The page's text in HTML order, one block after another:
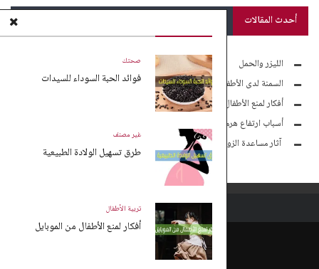
صحتك
فوائد الحبة السوداء للسيدات
غير مصنف
طرق تسهيل الولادة الطبيعية
تربية الأطفال
أفكار لمنع الأطفال من الموبايل
أحدث المقالات
الليزر والحمل
السمنة لدى الأطفال
أفكار لمنع الأطفال من الموبايل
أسباب ارتفاع هرمون الأندروجين لدى السيدات
آثار مساعدة الزوجة لزوجها مادياً
سياسة الخصوصية